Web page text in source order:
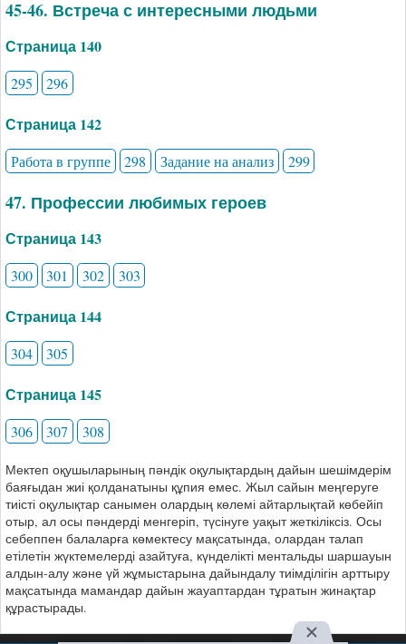
45-46. Встреча с интересными людьми
Страница 140
295 296
Страница 142
Работа в группе 298 Задание на анализ 299
47. Профессии любимых героев
Страница 143
300 301 302 303
Страница 144
304 305
Страница 145
306 307 308
Мектеп оқушыларының пәндік оқулықтардың дайын шешімдерім
баяғыдан жиі қолданатыны құпия емес. Жыл сайын меңгеруге
тиісті оқулықтар санымен олардың көлемі айтарлықтай көбейіп
отыр, ал осы пәндерді менгеріп, түсінуге уақыт жеткіліксіз. Осы
себеппен балаларға көмектесу мақсатында, олардан талап
етілетін жүктемелерді азайтуға, күнделікті ментальды шаршауын
алдын-алу және үй жұмыстарына дайындалу тиімділігін арттыру
мақсатында мамандар дайын жауаптардан тұратын жинақтар
құрастырады.